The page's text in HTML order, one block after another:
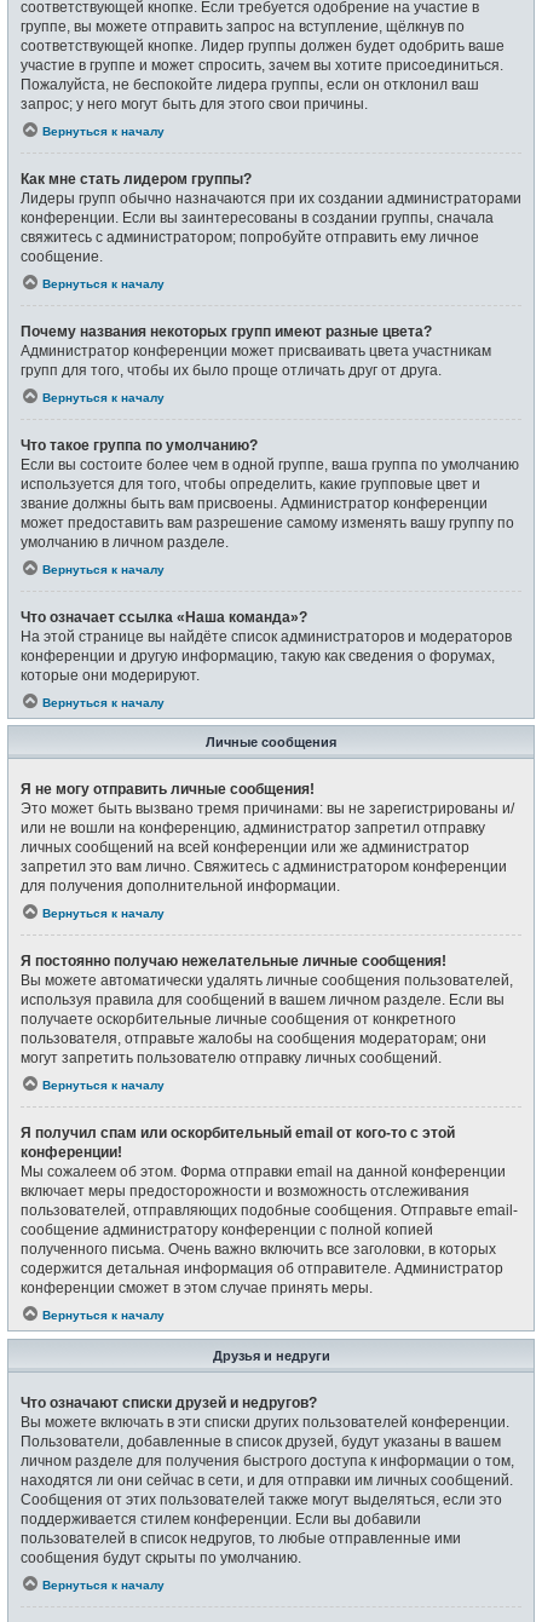
соответствующей кнопке. Если требуется одобрение на участие в
группе, вы можете отправить запрос на вступление, щёлкнув по
соответствующей кнопке. Лидер группы должен будет одобрить ваше
участие в группе и может спросить, зачем вы хотите присоединиться.
Пожалуйста, не беспокойте лидера группы, если он отклонил ваш
запрос; у него могут быть для этого свои причины.
Вернуться к началу
Как мне стать лидером группы?
Лидеры групп обычно назначаются при их создании администраторами
конференции. Если вы заинтересованы в создании группы, сначала
свяжитесь с администратором; попробуйте отправить ему личное
сообщение.
Вернуться к началу
Почему названия некоторых групп имеют разные цвета?
Администратор конференции может присваивать цвета участникам
групп для того, чтобы их было проще отличать друг от друга.
Вернуться к началу
Что такое группа по умолчанию?
Если вы состоите более чем в одной группе, ваша группа по умолчанию
используется для того, чтобы определить, какие групповые цвет и
звание должны быть вам присвоены. Администратор конференции
может предоставить вам разрешение самому изменять вашу группу по
умолчанию в личном разделе.
Вернуться к началу
Что означает ссылка «Наша команда»?
На этой странице вы найдёте список администраторов и модераторов
конференции и другую информацию, такую как сведения о форумах,
которые они модерируют.
Вернуться к началу
Личные сообщения
Я не могу отправить личные сообщения!
Это может быть вызвано тремя причинами: вы не зарегистрированы и/
или не вошли на конференцию, администратор запретил отправку
личных сообщений на всей конференции или же администратор
запретил это вам лично. Свяжитесь с администратором конференции
для получения дополнительной информации.
Вернуться к началу
Я постоянно получаю нежелательные личные сообщения!
Вы можете автоматически удалять личные сообщения пользователей,
используя правила для сообщений в вашем личном разделе. Если вы
получаете оскорбительные личные сообщения от конкретного
пользователя, отправьте жалобы на сообщения модераторам; они
могут запретить пользователю отправку личных сообщений.
Вернуться к началу
Я получил спам или оскорбительный email от кого-то с этой
конференции!
Мы сожалеем об этом. Форма отправки email на данной конференции
включает меры предосторожности и возможность отслеживания
пользователей, отправляющих подобные сообщения. Отправьте email-
сообщение администратору конференции с полной копией
полученного письма. Очень важно включить все заголовки, в которых
содержится детальная информация об отправителе. Администратор
конференции сможет в этом случае принять меры.
Вернуться к началу
Друзья и недруги
Что означают списки друзей и недругов?
Вы можете включать в эти списки других пользователей конференции.
Пользователи, добавленные в список друзей, будут указаны в вашем
личном разделе для получения быстрого доступа к информации о том,
находятся ли они сейчас в сети, и для отправки им личных сообщений.
Сообщения от этих пользователей также могут выделяться, если это
поддерживается стилем конференции. Если вы добавили
пользователей в список недругов, то любые отправленные ими
сообщения будут скрыты по умолчанию.
Вернуться к началу